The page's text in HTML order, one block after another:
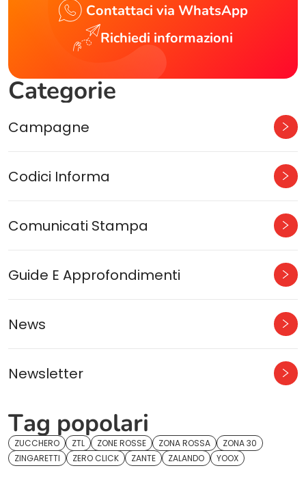
Contattaci via WhatsApp
Richiedi informazioni
Categorie
Campagne
Codici Informa
Comunicati Stampa
Guide E Approfondimenti
News
Newsletter
Tag popolari
ZUCCHERO ZTL ZONE ROSSE ZONA ROSSA
ZONA 30
ZINGARETTI
ZERO CLICK ZANTE ZALANDO YOOX